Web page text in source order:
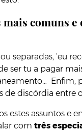
comuns e
separadas, ‘eu
ser tu a pagar
Enfim,
discórdia entre
estes assuntos e
com três